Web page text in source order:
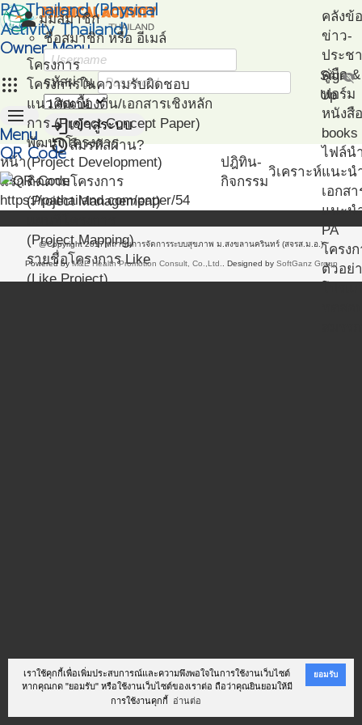
เราใช้คุกกี้เพื่อเพิ่มประสบการณ์และความพึงพอใจในการใช้งานเว็บไซต์
หากคุณกด "ยอมรับ" หรือใช้งานเว็บไซต์ของเราต่อ ถือว่าคุณยินยอมให้มี
การใช้งานคุกกี้
อ่านต่อ
ยอมรับ
PA Thailand (Physical
Activity Thailand)
Owner Menu
apps
personมุมสมาชิก
ชื่อสมาชิก หรือ อีเมล์
รหัสผ่าน visibility_off
loginเข้าสู่ระบบ
restoreลืมรหัสผ่าน?
Sign
Up
menu
Menu
หน้า
แรก
โครงการ
โครงการในความรับผิดชอบ
แนวคิดเบื้องต้น/เอกสารเชิงหลัก
การ (Project Concept Paper)
พัฒนาโครงการ
(Project Development)
ติดตามโครงการ
(Project Management)
(Project Mapping)
รายชื่อโครงการ Like
(Like Project)
ปฎิทิน-
กิจกรรม
วิเคราะห์
คลังข้
ข่าว-
ประช
คู่มือ
ฟอร์ม
หนังสื
books
ไฟล์น
แนะน
เอกสา
แนะน
PA
โครง
ตัวอย่
QR Code
https://pathailand.com/paper/54
@Copyright 2017 สถาบันการจัดการระบบสุขภาพ ม.สงขลานครินทร์ (สจรส.ม.อ.)
Powered byM&E Health Promotion Consult, Co.,Ltd. . Designed by SoftGanz Group